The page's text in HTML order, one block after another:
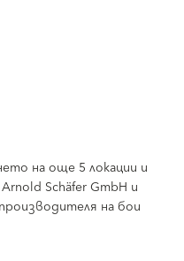
на още 5 локации и
Schäfer GmbH и
на бои